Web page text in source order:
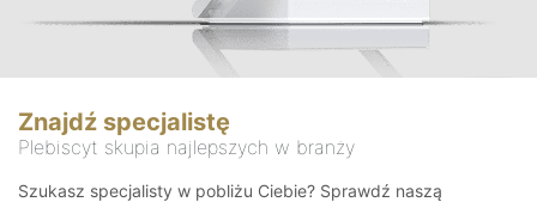
Znajdź specjalistę
Plebiscyt skupia najlepszych w branży
Szukasz specjalisty w pobliżu Ciebie? Sprawdź naszą